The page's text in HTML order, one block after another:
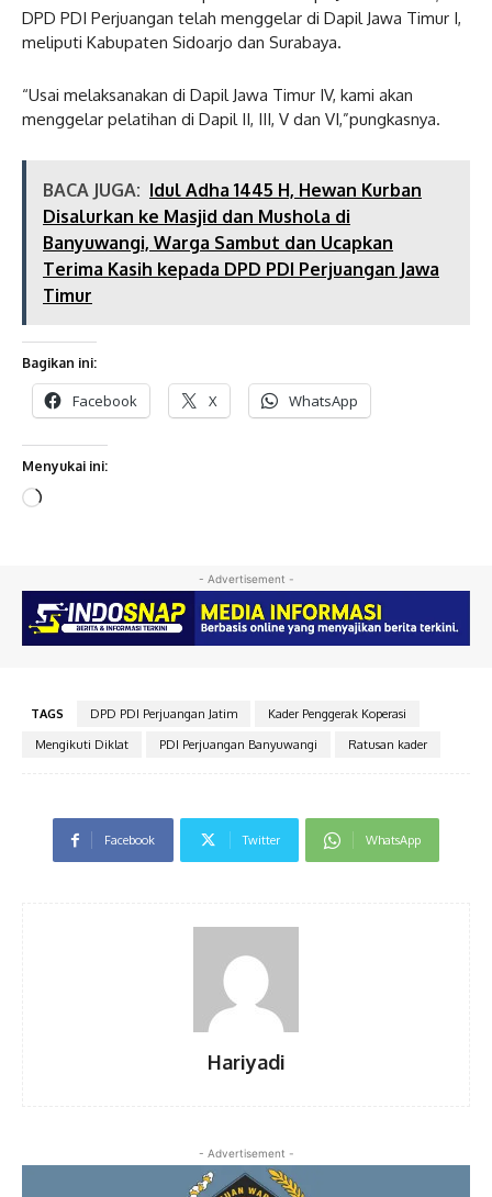
DPD PDI Perjuangan telah menggelar di Dapil Jawa Timur I,
meliputi Kabupaten Sidoarjo dan Surabaya.
“Usai melaksanakan di Dapil Jawa Timur IV, kami akan
menggelar pelatihan di Dapil II, III, V dan VI,”pungkasnya.
BACA JUGA: Idul Adha 1445 H, Hewan Kurban
Disalurkan ke Masjid dan Mushola di
Banyuwangi, Warga Sambut dan Ucapkan
Terima Kasih kepada DPD PDI Perjuangan Jawa
Timur
Bagikan ini:
Facebook X WhatsApp
Menyukai ini:
M
a
t
.
- Advertisement -
TAGS DPD PDI Perjuangan Jatim
Kader Penggerak Koperasi
Mengikuti Diklat
PDI Perjuangan Banyuwangi Ratusan kader
Facebook Twitter WhatsApp
Hariyadi
- Advertisement -